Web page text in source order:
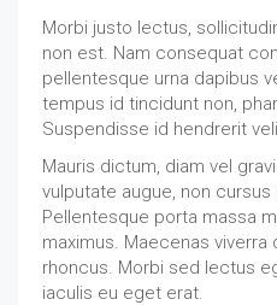
Morbi justo lectus,
non est. Nam consequat
pellentesque urna dapibus
tempus id tincidunt non,
Suspendisse id hendrerit
Mauris dictum, diam vel
vulputate augue, non
Pellentesque porta massa
maximus. Maecenas viverra
rhoncus. Morbi sed lectus
iaculis eu eget erat.